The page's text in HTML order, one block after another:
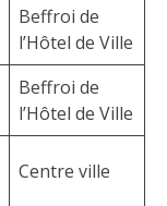
Beffroi de
l’Hôtel de Ville
Beffroi de
l’Hôtel de Ville
Centre ville